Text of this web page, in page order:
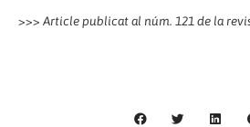
>>> Article publicat al núm. 121 de la